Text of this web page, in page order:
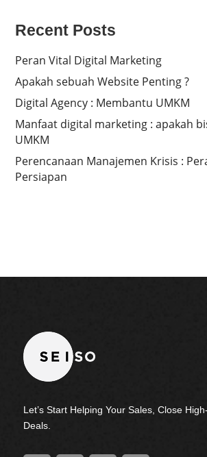
Recent Posts
Peran Vital Digital Marketing
Apakah sebuah Website Penting ?
Digital Agency : Membantu UMKM
Manfaat digital marketing : apakah
UMKM
Perencanaan Manajemen Krisis :
Persiapan
Let’s Start Helping Your Sales, Close
Deals.